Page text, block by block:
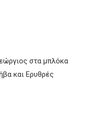
στα μπλόκα
και Ερυθρές